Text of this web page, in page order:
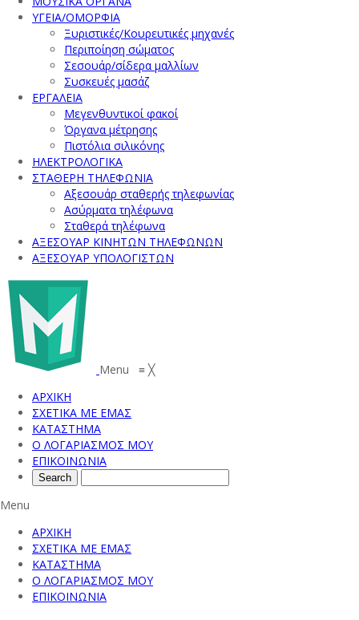
ΥΓΕΙΑ/ΟΜΟΡΦΙΑ
Ξυριστικές/Κουρευτικές μηχανές
Περιποίηση σώματος
Σεσουάρ/σίδερα μαλλίων
Συσκευές μασάζ
ΕΡΓΑΛΕΙΑ
Μεγενθυντικοί φακοί
Όργανα μέτρησης
Πιστόλια σιλικόνης
ΗΛΕΚΤΡΟΛΟΓΙΚΑ
ΣΤΑΘΕΡΗ ΤΗΛΕΦΩΝΙΑ
Αξεσουάρ σταθερής τηλεφωνίας
Ασύρματα τηλέφωνα
Σταθερά τηλέφωνα
ΑΞΕΣΟΥΑΡ ΚΙΝΗΤΩΝ ΤΗΛΕΦΩΝΩΝ
ΑΞΕΣΟΥΑΡ ΥΠΟΛΟΓΙΣΤΩΝ
Menu ≡ ╳
ΑΡΧΙΚΗ
ΣΧΕΤΙΚΑ ΜΕ ΕΜΑΣ
ΚΑΤΑΣΤΗΜΑ
Ο ΛΟΓΑΡΙΑΣΜΟΣ ΜΟΥ
ΕΠΙΚΟΙΝΩΝΙΑ
Menu
ΑΡΧΙΚΗ
ΣΧΕΤΙΚΑ ΜΕ ΕΜΑΣ
ΚΑΤΑΣΤΗΜΑ
Ο ΛΟΓΑΡΙΑΣΜΟΣ ΜΟΥ
ΕΠΙΚΟΙΝΩΝΙΑ